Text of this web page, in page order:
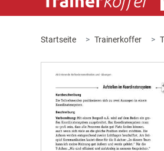
Startseite Trainerkoffer